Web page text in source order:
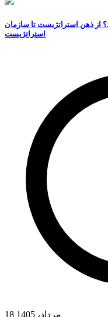
از ذهن استراتژیست تا سازمان
استراتژیست
18 مرداد، 1405